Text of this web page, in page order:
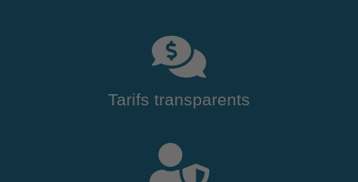
Tarifs transparents